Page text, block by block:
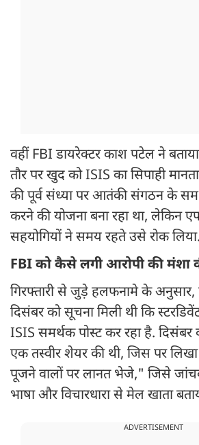
वहीं FBI डायरेक्टर काश पटेल ने
तौर पर खुद को ISIS का सिपाही
की पूर्व संध्या पर आतंकी संगठन के
करने की योजना बना रहा था,
सहयोगियों ने समय रहते उसे रोक लिया.
FBI को कैसे लगी आरोपी की मंशा
गिरफ्तारी से जुड़े हलफनामे के
दिसंबर को सूचना मिली थी कि
ISIS समर्थक पोस्ट कर रहा है.
एक तस्वीर शेयर की थी, जिस पर
पूजने वालों पर लानत भेजे," जिसे
भाषा और विचारधारा से मेल खाता
ADVERTISEMENT